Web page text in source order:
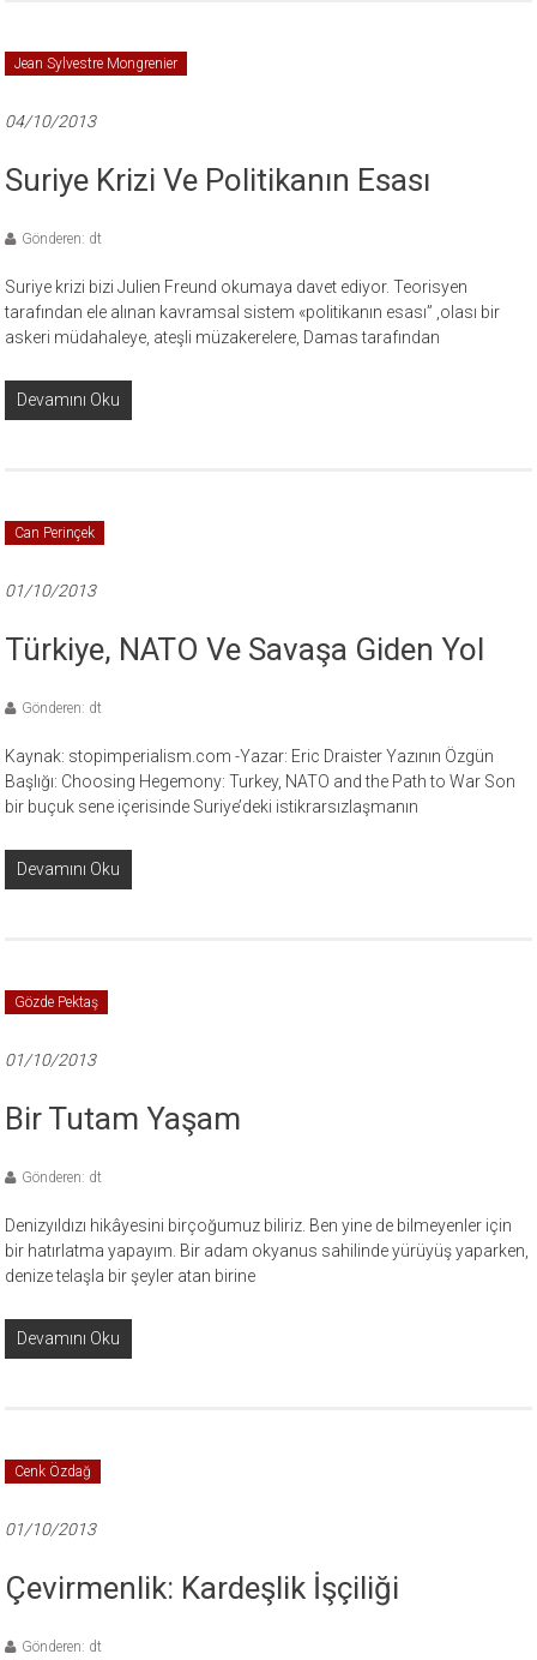
Jean Sylvestre Mongrenier
04/10/2013
Suriye Krizi Ve Politikanın Esası
Gönderen: dt
Suriye krizi bizi Julien Freund okumaya davet ediyor. Teorisyen
tarafından ele alınan kavramsal sistem «politikanın esası” ,olası bir
askeri müdahaleye, ateşli müzakerelere, Damas tarafından
Devamını Oku
Can Perinçek
01/10/2013
Türkiye, NATO Ve Savaşa Giden Yol
Gönderen: dt
Kaynak: stopimperialism.com -Yazar: Eric Draister Yazının Özgün
Başlığı: Choosing Hegemony: Turkey, NATO and the Path to War Son
bir buçuk sene içerisinde Suriye’deki istikrarsızlaşmanın
Devamını Oku
Gözde Pektaş
01/10/2013
Bir Tutam Yaşam
Gönderen: dt
Denizyıldızı hikâyesini birçoğumuz biliriz. Ben yine de bilmeyenler için
bir hatırlatma yapayım. Bir adam okyanus sahilinde yürüyüş yaparken,
denize telaşla bir şeyler atan birine
Devamını Oku
Cenk Özdağ
01/10/2013
Çevirmenlik: Kardeşlik İşçiliği
Gönderen: dt